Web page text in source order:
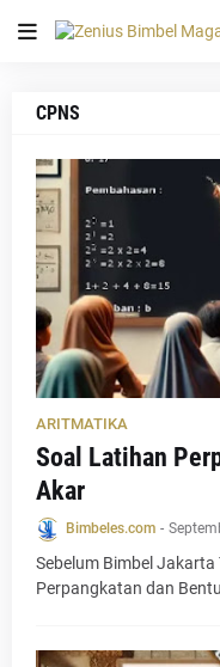
CPNS
ARITMATIKA
Soal Latihan
Akar
Bimbeles.com -
Sebelum Bimbel
Perpangkatan dan